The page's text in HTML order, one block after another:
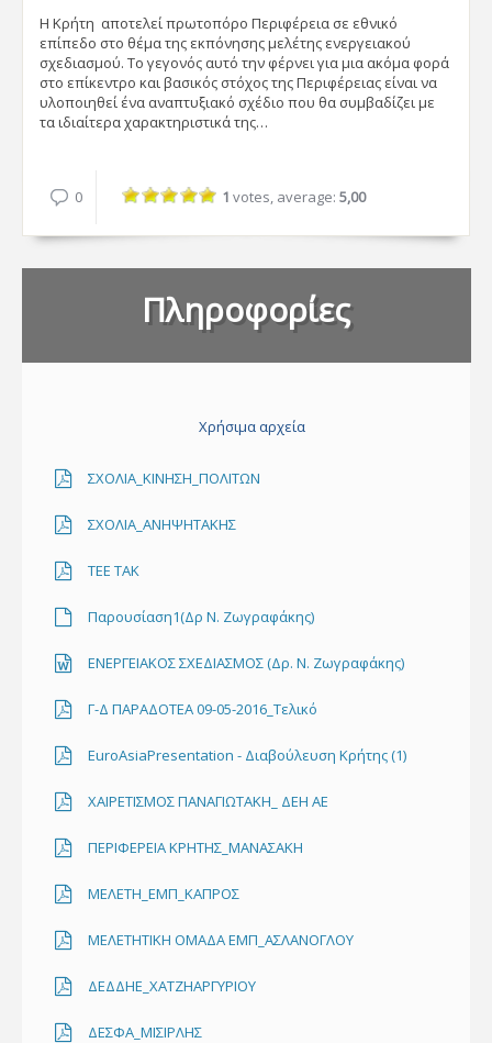
Η Κρήτη αποτελεί πρωτοπόρο Περιφέρεια σε εθνικό
επίπεδο στο θέμα της εκπόνησης μελέτης ενεργειακού
σχεδιασμού. Το γεγονός αυτό την φέρνει για μια ακόμα φορά
στο επίκεντρο και βασικός στόχος της Περιφέρειας είναι να
υλοποιηθεί ένα αναπτυξιακό σχέδιο που θα συμβαδίζει με
τα ιδιαίτερα χαρακτηριστικά της…
0 1 votes, average: 5,00
Πληροφορίες
Χρήσιμα αρχεία
ΣΧΟΛΙΑ_ΚΙΝΗΣΗ_ΠΟΛΙΤΩΝ
ΣΧΟΛΙΑ_ΑΝΗΨΗΤΑΚΗΣ
TEE TAK
Παρουσίαση1(Δρ Ν. Ζωγραφάκης)
ΕΝΕΡΓΕΙΑΚΟΣ ΣΧΕΔΙΑΣΜΟΣ (Δρ. Ν. Ζωγραφάκης)
Γ-Δ ΠΑΡΑΔΟΤΕΑ 09-05-2016_Τελικό
EuroAsiaPresentation - Διαβούλευση Κρήτης (1)
ΧΑΙΡΕΤΙΣΜΟΣ ΠΑΝΑΓΙΩΤΑΚΗ_ ΔΕΗ ΑΕ
ΠΕΡΙΦΕΡΕΙΑ ΚΡΗΤΗΣ_ΜΑΝΑΣΑΚΗ
ΜΕΛΕΤΗ_ΕΜΠ_ΚΑΠΡΟΣ
ΜΕΛΕΤΗΤΙΚΗ ΟΜΑΔΑ ΕΜΠ_ΑΣΛΑΝΟΓΛΟΥ
ΔΕΔΔΗΕ_ΧΑΤΖΗΑΡΓΥΡΙΟΥ
ΔΕΣΦΑ_ΜΙΣΙΡΛΗΣ